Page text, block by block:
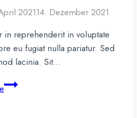
202114. Dezember 2021
in reprehenderit in voluptate
eu fugiat nulla pariatur. Sed
lacinia. Sit…
Don’t